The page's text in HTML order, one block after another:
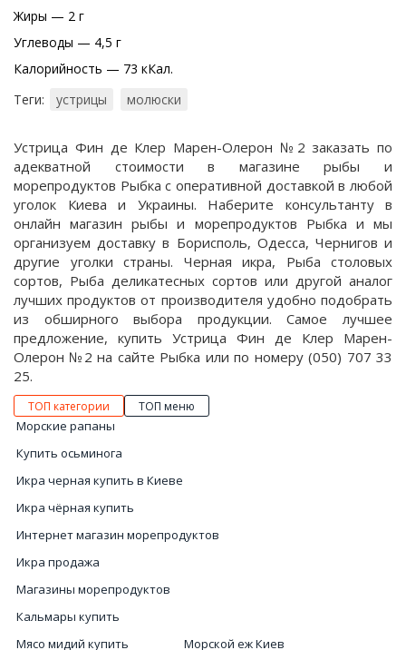
Жиры — 2 г
Углеводы — 4,5 г
Калорийность — 73 кКал.
Теги:
устрицы молюски
Устрица Фин де Клер Марен-Олерон №2 заказать по
адекватной стоимости в магазине рыбы и
морепродуктов Рыбка с оперативной доставкой в любой
уголок Киева и Украины. Наберите консультанту в
онлайн магазин рыбы и морепродуктов Рыбка и мы
организуем доставку в Борисполь, Одесса, Чернигов и
другие уголки страны. Черная икра, Рыба столовых
сортов, Рыба деликатесных сортов или другой аналог
лучших продуктов от производителя удобно подобрать
из обширного выбора продукции. Самое лучшее
предложение, купить Устрица Фин де Клер Марен-
Олерон №2 на сайте Рыбка или по номеру (050) 707 33
25.
ТОП категории ТОП меню
Морские рапаны
Купить осьминога
Икра черная купить в Киеве
Икра чёрная купить
Интернет магазин морепродуктов
Икра продажа
Магазины морепродуктов
Кальмары купить
Мясо мидий купить
Морской еж Киев